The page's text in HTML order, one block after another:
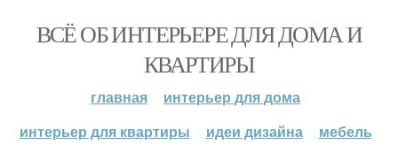
ВСЁ ОБ ИНТЕРЬЕРЕ ДЛЯ ДОМА И
КВАРТИРЫ
главная
интерьер для дома
интерьер для квартиры
идеи дизайна мебель